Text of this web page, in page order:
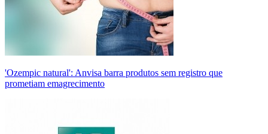
'Ozempic natural': Anvisa barra produtos sem registro que
prometiam emagrecimento